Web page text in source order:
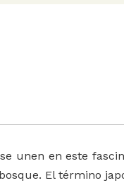
unen en este
El término